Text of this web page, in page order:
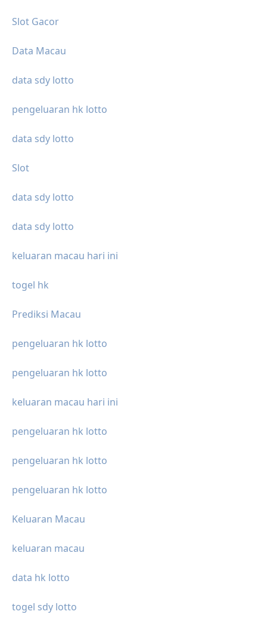
Slot Gacor
Data Macau
data sdy lotto
pengeluaran hk lotto
data sdy lotto
Slot
data sdy lotto
data sdy lotto
keluaran macau hari ini
togel hk
Prediksi Macau
pengeluaran hk lotto
pengeluaran hk lotto
keluaran macau hari ini
pengeluaran hk lotto
pengeluaran hk lotto
pengeluaran hk lotto
Keluaran Macau
keluaran macau
data hk lotto
togel sdy lotto